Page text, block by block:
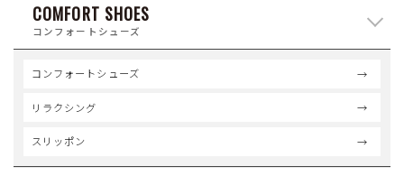
COMFORT SHOES
コンフォートシューズ
コンフォートシューズ
リラクシング
スリッポン